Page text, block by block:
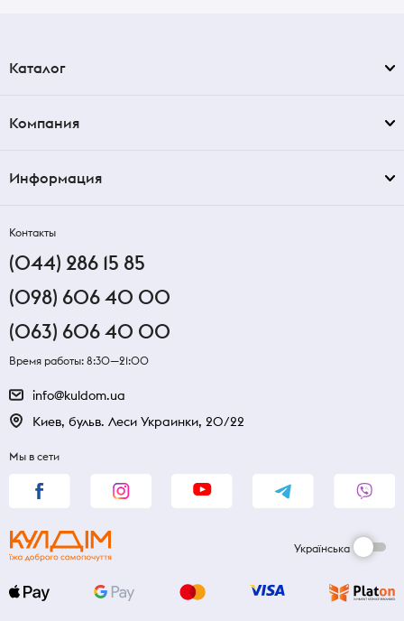
Каталог
Компания
Информация
Контакты
(044) 286 15 85
(098) 606 40 00
(063) 606 40 00
Время работы: 8:30—21:00
info@kuldom.ua
Киев, бульв. Леси Украинки, 20/22
Мы в сети
Українська